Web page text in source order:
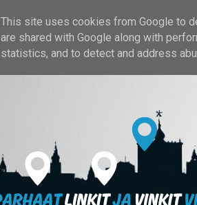
This site uses cookies from Google to
are shared with Google along with
statistics, and to detect and address